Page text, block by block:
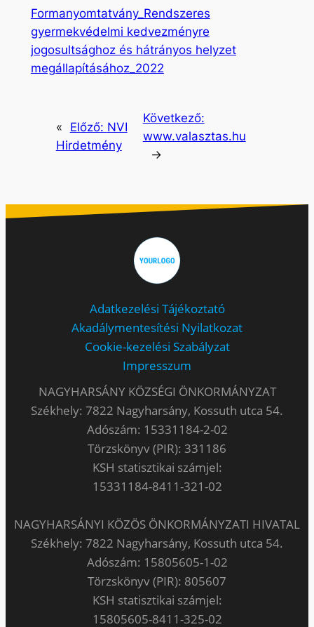
Formanyomtatvány_Rendszeres
gyermekvédelmi kedvezményre
jogosultsághoz és hátrányos helyzet
megállapításához_2022
« Előző: NVI
Hirdetmény
Következő:
www.valasztas.hu
→
Adatkezelési Tájékoztató
Akadálymentesítési Nyilatkozat
Cookie-kezelési Szabályzat
Impresszum
NAGYHARSÁNY KÖZSÉGI ÖNKORMÁNYZAT
Székhely: 7822 Nagyharsány, Kossuth utca 54.
Adószám: 15331184-2-02
Törzskönyv (PIR): 331186
KSH statisztikai számjel:
15331184-8411-321-02
NAGYHARSÁNYI KÖZÖS ÖNKORMÁNYZATI HIVATAL
Székhely: 7822 Nagyharsány, Kossuth utca 54.
Adószám: 15805605-1-02
Törzskönyv (PIR): 805607
KSH statisztikai számjel:
15805605-8411-325-02